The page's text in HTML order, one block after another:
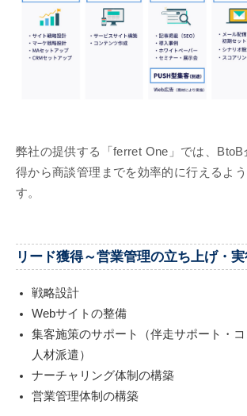
弊社の提供する「ferret One」では、BtoB
得から商談管理までを効率的に行えるよ
す。
リード獲得～営業管理の立ち上げ・
戦略設計
Webサイトの整備
集客施策のサポート（伴走サポート・コ
人材派遣）
ナーチャリング体制の構築
営業管理体制の構築